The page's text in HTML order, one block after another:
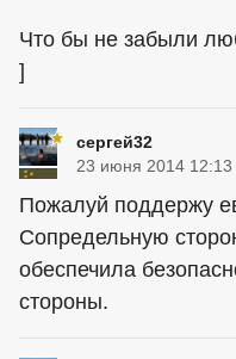
Что бы не забыли
]
сергей32
23 июня 2014 12:13
Пожалуй поддержу
Сопредельную
обеспечила
стороны.